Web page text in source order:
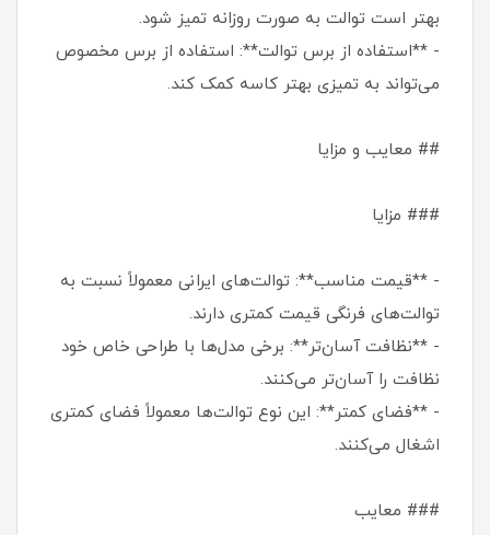
بهتر است توالت به صورت روزانه تمیز شود.
- **استفاده از برس توالت**: استفاده از برس مخصوص
می‌تواند به تمیزی بهتر کاسه کمک کند.
## معایب و مزایا
### مزایا
- **قیمت مناسب**: توالت‌های ایرانی معمولاً نسبت به
توالت‌های فرنگی قیمت کمتری دارند.
- **نظافت آسان‌تر**: برخی مدل‌ها با طراحی خاص خود
نظافت را آسان‌تر می‌کنند.
- **فضای کمتر**: این نوع توالت‌ها معمولاً فضای کمتری
اشغال می‌کنند.
### معایب